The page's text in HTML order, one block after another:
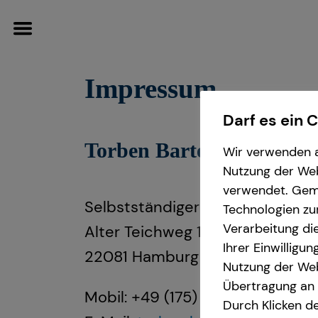
Wissenswertes
Impressum
Torben Bartels
Selbstständiger Repräsentant
Alter Teichweg 17
22081 Hamburg
Mobil: +49 (175) 8589439
Darf es ein
Wir verwenden
Nutzung der
verwendet.
Technologien
Verarbeitung
Ihrer
Nutzung der
Übertragung
Durch Klicken